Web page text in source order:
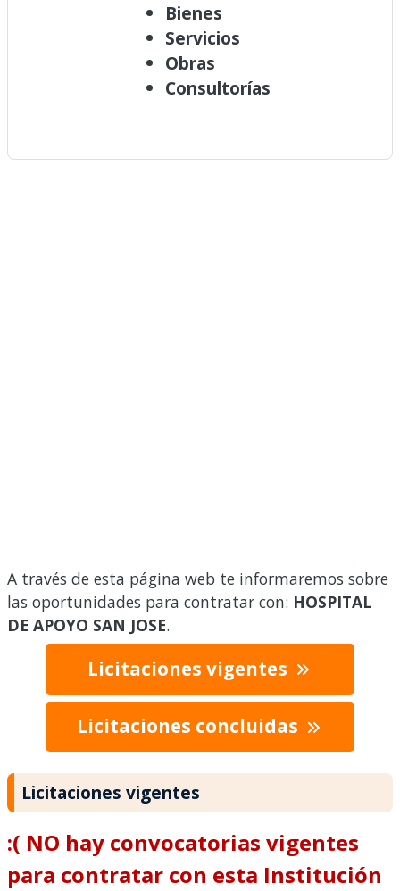
Bienes
Servicios
Obras
Consultorías
A través de esta página web te informaremos sobre
las oportunidades para contratar con: HOSPITAL
DE APOYO SAN JOSE.
Licitaciones vigentes
Licitaciones concluidas
Licitaciones vigentes
:( NO hay convocatorias vigentes
para contratar con esta Institución